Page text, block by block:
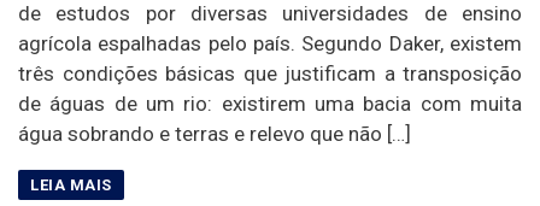
de estudos por diversas universidades de ensino
agrícola espalhadas pelo país. Segundo Daker, existem
três condições básicas que justificam a transposição
de águas de um rio: existirem uma bacia com muita
água sobrando e terras e relevo que não […]